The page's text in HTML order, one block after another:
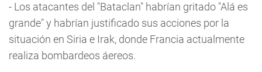
- Los atacantes del "Bataclan" habrían gritado "Alá es
grande" y habrían justificado sus acciones por la
situación en Siria e Irak, donde Francia actualmente
realiza bombardeos áereos.